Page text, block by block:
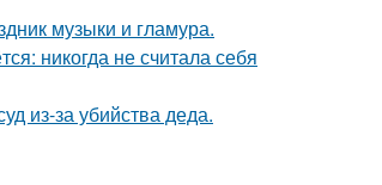
музыки и гламура.
никогда не считала себя
из-за убийства деда.